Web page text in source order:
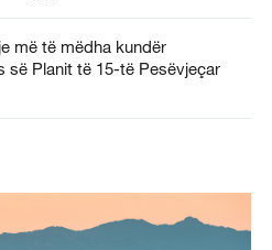
më të mëdha kundër
së Planit të 15-të Pesëvjeçar